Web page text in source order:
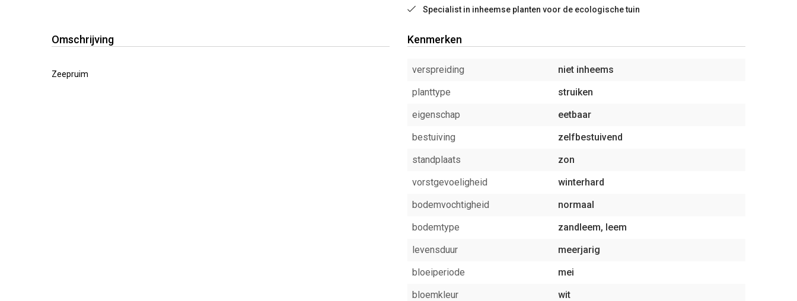
Specialist in inheemse planten voor de ecologische tuin
Omschrijving
Zeepruim
Kenmerken
verspreiding
niet inheems
planttype
struiken
eigenschap
eetbaar
bestuiving
zelfbestuivend
standplaats
zon
vorstgevoeligheid
winterhard
bodemvochtigheid
normaal
bodemtype
zandleem, leem
levensduur
meerjarig
bloeiperiode
mei
bloemkleur
wit